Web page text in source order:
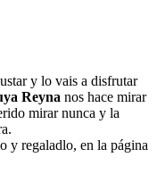
y lo vais a disfrutar
Reyna nos hace mirar
mirar nunca y la
y regaladlo, en la página